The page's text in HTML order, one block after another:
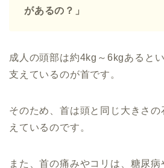
があるの？」
成人の頭部は約4kg～6kgあると
支えているのが首です。
そのため、首は頭と同じ大きさ
えているのです。
また、首の痛みやコリは、糖尿